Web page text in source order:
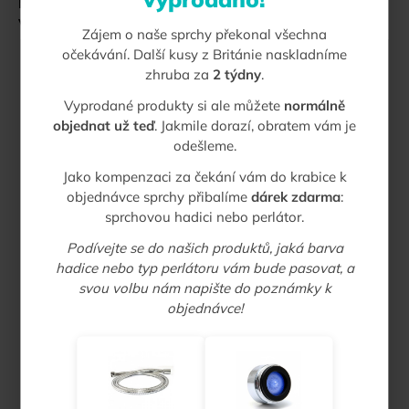
Máte nějaké otázky? Zodpovíme je. Prosíme o pečlivé
vyplnění kontaktních údajů.
Jméno a příjmení
Zpráva
Bezpečnostní kontrola
Opište text z obrázku
u
JETSTORM
SPRCHOVÁ
Zájem o naše sprchy překonal všechna
očekávání. Další kusy z Británie naskladníme
zhruba za 2 týdny.
Vyprodané produkty si ale můžete normálně
objednat už teď. Jakmile dorazí, obratem vám je
odešleme.
Jako kompenzaci za čekání vám do krabice k
objednávce sprchy přibalíme dárek zdarma:
sprchovou hadici nebo perlátor.
Podívejte se do našich produktů, jaká barva
hadice nebo typ perlátoru vám bude pasovat, a
svou volbu nám napište do poznámky k
objednávce!